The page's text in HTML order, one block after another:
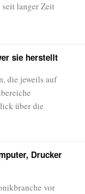
seit langer Zeit
sie herstellt
die jeweils auf
über die
Drucker
vor